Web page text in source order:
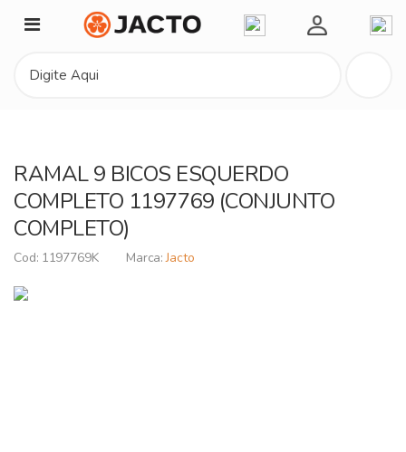
Minha Conta
RAMAL 9 BICOS ESQUERDO
COMPLETO 1197769 (CONJUNTO
COMPLETO)
1197769K Jacto